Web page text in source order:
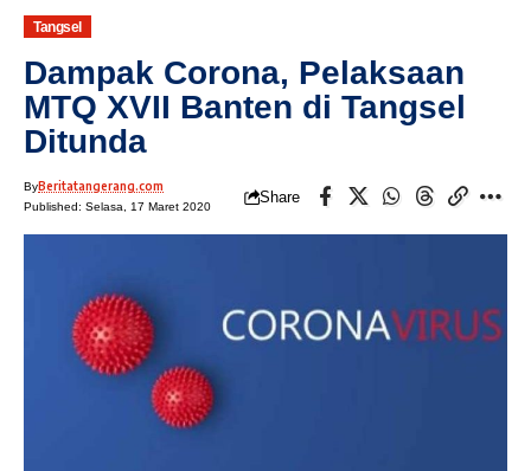
Tangsel
Dampak Corona, Pelaksaan
MTQ XVII Banten di Tangsel
Ditunda
ByBeritatangerang.com
Published: Selasa, 17 Maret 2020
Share